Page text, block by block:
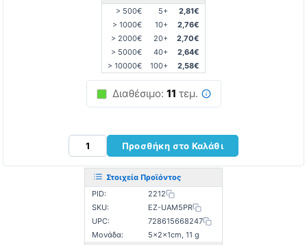
> 500€
5+
2,81€
> 1000€
10+
2,76€
> 2000€
20+
2,70€
> 5000€
40+
2,64€
> 10000€
100+ 2,58€
Διαθέσιμο: 11 τεμ.
Προσθήκη στο Καλάθι
Στοιχεία Προϊόντος
PID:
2212
SKU:
EZ-UAM5PR
UPC:
728615668247
Μονάδα:
5×2×1cm, 11 g